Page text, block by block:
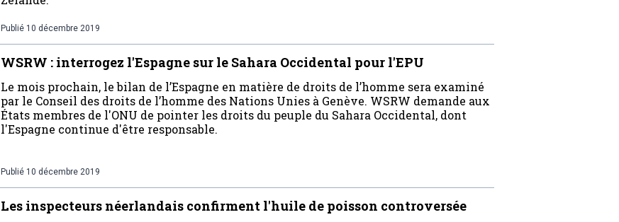
Publié 10 décembre 2019
WSRW : interrogez l'Espagne sur le Sahara Occidental pour l'EPU
Le mois prochain, le bilan de l’Espagne en matière de droits de l’homme sera examiné
par le Conseil des droits de l’homme des Nations Unies à Genève. WSRW demande aux
États membres de l'ONU de pointer les droits du peuple du Sahara Occidental, dont
l'Espagne continue d'être responsable.
Publié 10 décembre 2019
Les inspecteurs néerlandais confirment l'huile de poisson controversée